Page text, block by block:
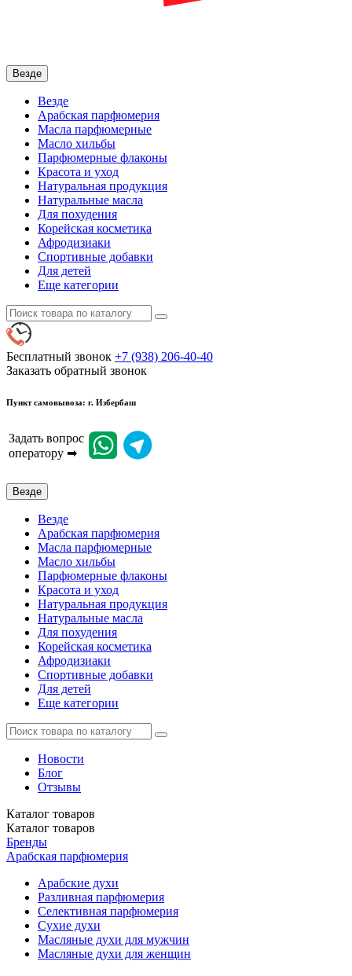
Везде
Везде
Арабская парфюмерия
Масла парфюмерные
Масло хильбы
Парфюмерные флаконы
Красота и уход
Натуральная продукция
Натуральные масла
Для похудения
Корейская косметика
Афродизиаки
Спортивные добавки
Для детей
Еще категории
Бесплатный звонок +7 (938) 206-40-40
Заказать обратный звонок
Пункт самовывоза: г. Избербаш
Задать вопрос
оператору ➡
Везде
Везде
Арабская парфюмерия
Масла парфюмерные
Масло хильбы
Парфюмерные флаконы
Красота и уход
Натуральная продукция
Натуральные масла
Для похудения
Корейская косметика
Афродизиаки
Спортивные добавки
Для детей
Еще категории
Новости
Блог
Отзывы
Каталог товаров
Каталог товаров
Бренды
Арабская парфюмерия
Арабские духи
Разливная парфюмерия
Селективная парфюмерия
Сухие духи
Масляные духи для мужчин
Масляные духи для женщин